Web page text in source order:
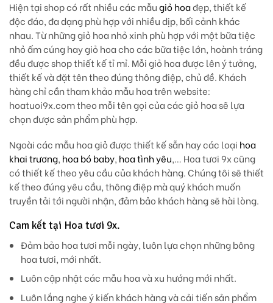
Hiện tại shop có rất nhiều các mẫugiỏ hoađẹp, thiết kế
độc đáo, đa dạng phù hợp với nhiều dịp, bối cảnh khác
nhau. Từ những giỏ hoa nhỏ xinh phù hợp với một bữa tiệc
nhỏ ấm cúng hay giỏ hoa cho các bữa tiệc lớn, hoành tráng
đều được shop thiết kế tỉ mỉ. Mỗi giỏ hoa được lên ý tưởng,
thiết kế và đặt tên theo đúng thông điệp, chủ đề. Khách
hàng chỉ cần tham khảo mẫu hoa trên website:
hoatuoi9x.com theo mỗi tên gọi của các giỏ hoa sẽ lựa
chọn được sản phẩm phù hợp.
Ngoài các mẫu hoa giỏ được thiết kế sẵn hay các loại hoa
khai trương, hoa bó baby, hoa tình yêu,… Hoa tươi 9x cũng
có thiết kế theo yêu cầu của khách hàng. Chúng tôi sẽ thiết
kế theo đúng yêu cầu, thông điệp mà quý khách muốn
truyền tải tới người nhận, đảm bảo khách hàng sẽ hài lòng.
Cam kết tại Hoa tươi 9x.
Đảm bảo hoa tươi mỗi ngày, luôn lựa chọn những bông
hoa tươi, mới nhất.
Luôn cập nhật các mẫu hoa và xu hướng mới nhất.
Luôn lắng nghe ý kiến khách hàng và cải tiến sản phẩm